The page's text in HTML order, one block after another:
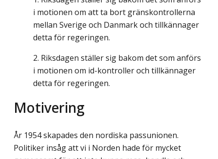
i motionen om att ta bort gränskontrollerna
mellan Sverige och Danmark och tillkännager
detta för regeringen.
Riksdagen ställer sig bakom det som anförs
i motionen om id-kontroller och tillkännager
detta för regeringen.
Motivering
År 1954 skapades den nordiska passunionen.
Politiker insåg att vi i Norden hade för mycket